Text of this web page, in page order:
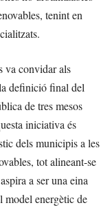
tenint en
va convidar als
definició final del
de tres mesos
iniciativa és
dels municipis a les
tot alineant-se
a ser una eina
model energètic de